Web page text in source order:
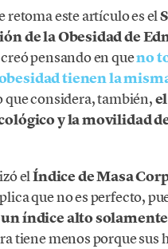
retoma este artículo es el
de la Obesidad de
pensando en queno
tienen la
que considera, también,
y la movilidad
elÍndice de Masa
que no es perfecto,
índice alto
tiene menos porque sus